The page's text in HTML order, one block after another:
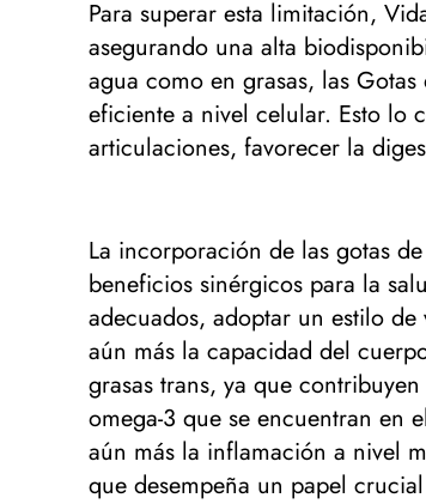
Para superar esta limitación,
asegurando una alta
agua como en grasas, las
eficiente a nivel celular. Esto lo
articulaciones, favorecer la
La incorporación de las gotas
beneficios sinérgicos para la
adecuados, adoptar un estilo
aún más la capacidad del
grasas trans, ya que
omega-3 que se encuentran en
aún más la inflamación a nivel
que desempeña un papel